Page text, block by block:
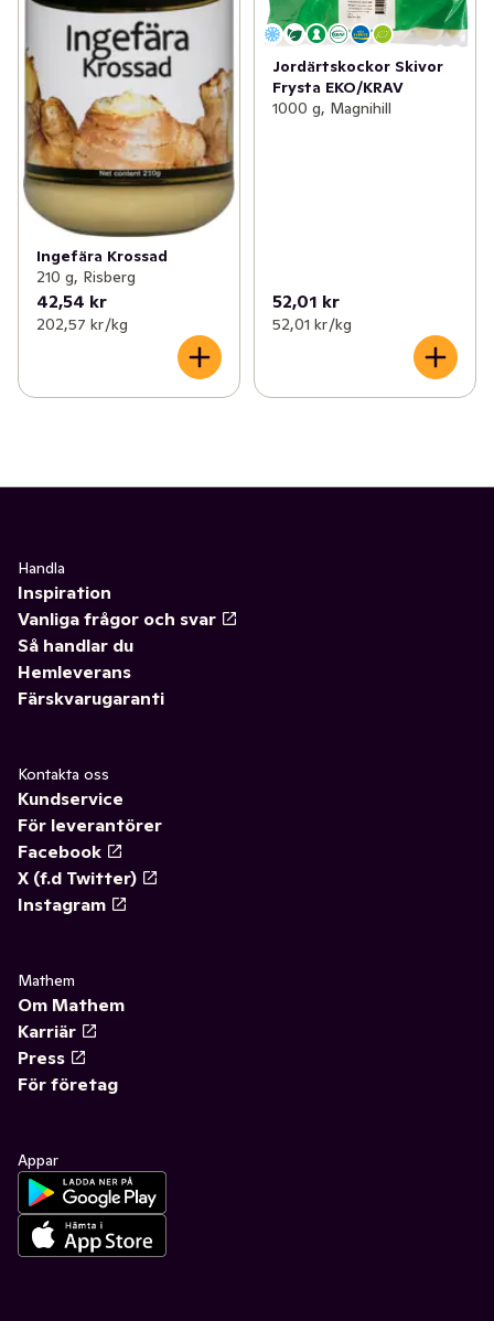
Ingefära Krossad
210 g, Risberg
42,54 kr
202,57 kr /kg
Jordärtskockor Skivor
Frysta EKO/KRAV
1000 g, Magnihill
52,01 kr
52,01 kr /kg
Handla
Inspiration
Vanliga frågor och svar
Så handlar du
Hemleverans
Färskvarugaranti
Kontakta oss
Kundservice
För leverantörer
Facebook
X (f.d Twitter)
Instagram
Mathem
Om Mathem
Karriär
Press
För företag
Appar